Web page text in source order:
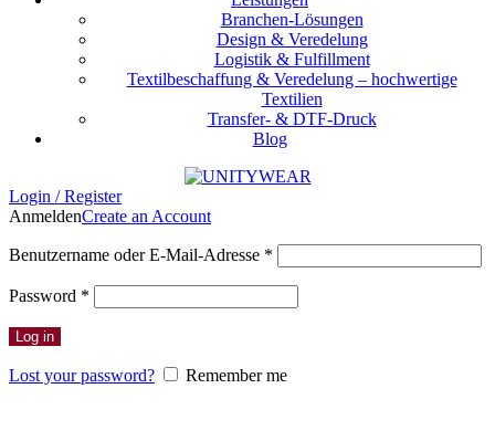
Branchen-Lösungen
Design & Veredelung
Logistik & Fulfillment
Textilbeschaffung & Veredelung – hochwertige
Textilien
Transfer- & DTF-Druck
Blog
Login / Register
AnmeldenCreate an Account
Benutzername oder E-Mail-Adresse *
Password *
Log in
Lost your password? Remember me